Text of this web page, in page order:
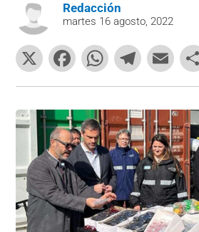
Redacción
martes 16 agosto, 2022
X
F
a
c
e
b
o
o
k
W
h
at
s
A
p
p
T
el
e
gr
a
m
E
m
ai
l